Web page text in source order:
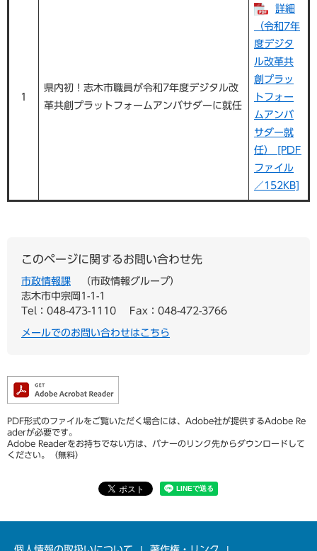
1
県内初！志木市職員が令和7年度デジタル改
革共創プラットフォームアンバサダーに就任
詳細
（令和7年
度デジタ
ル改革共
創プラッ
トフォー
ムアンバ
サダー就
任） [PDF
ファイル
／152KB]
このページに関するお問い合わせ先
市政情報課
市政情報グループ
志木市中宗岡1-1-1
Tel：048-473-1110
Fax：048-472-3766
メールでのお問い合わせはこちら
PDF形式のファイルをご覧いただく場合には、Adobe社が提供するAdobe Re
aderが必要です。
Adobe Readerをお持ちでない方は、バナーのリンク先からダウンロードして
ください。（無料）